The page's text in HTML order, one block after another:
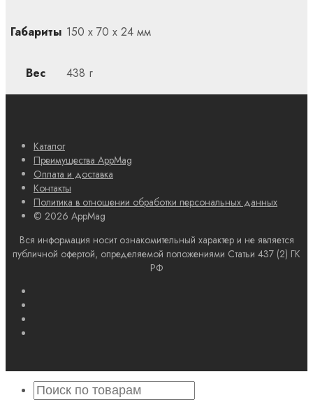
Габариты 150 x 70 x 24 мм
Вес 438 г
Каталог
Преимущества AppMag
Оплата и доставка
Контакты
Политика в отношении обработки персональных данных
© 2026 AppMag
Вся информация носит ознакомительный характер и не является
публичной офертой, определяемой положениями Статьи 437 (2) ГК
РФ